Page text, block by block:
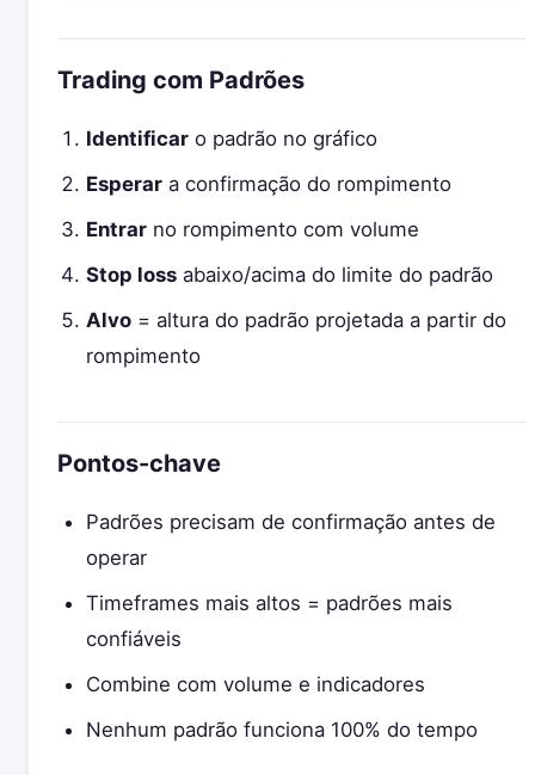
Trading com Padrões
Identificar o padrão no gráfico
Esperar a confirmação do rompimento
Entrar no rompimento com volume
Stop loss abaixo/acima do limite do padrão
Alvo = altura do padrão projetada a partir do
rompimento
Pontos-chave
Padrões precisam de confirmação antes de
operar
Timeframes mais altos = padrões mais
confiáveis
Combine com volume e indicadores
Nenhum padrão funciona 100% do tempo